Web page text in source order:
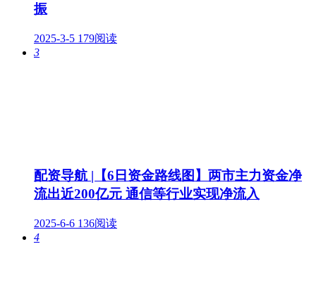
振
2025-3-5 179阅读
3
配资导航 |【6日资金路线图】两市主力资金净
流出近200亿元 通信等行业实现净流入
2025-6-6 136阅读
4